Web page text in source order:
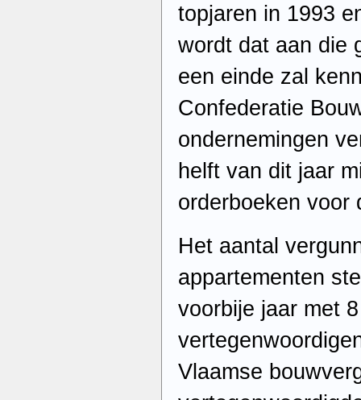
topjaren in 1993
wordt dat aan die
een einde zal
Confederatie
ondernemingen
helft van dit jaar
orderboeken voor
Het aantal
appartementen
voorbije jaar met
Vlaamse